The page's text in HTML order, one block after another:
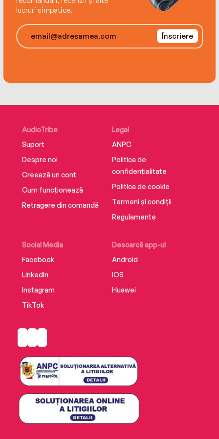
lucruri simpatice.
Înscriere
AudioTribe
Suport
Despre noi
Creează un cont
Cum funcționează
Retragere din comandă
Social Media
Facebook
LinkedIn
Instagram
TikTok
Descarcă app-ul
Android
iOS
Huawei
Legal
ANPC
Politica de
confidențialitate
Politica de cookie
Termeni și condiții
Regulamente